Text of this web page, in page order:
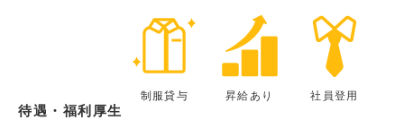
待遇・福利厚生
制服貸与 昇給あり 社員登用